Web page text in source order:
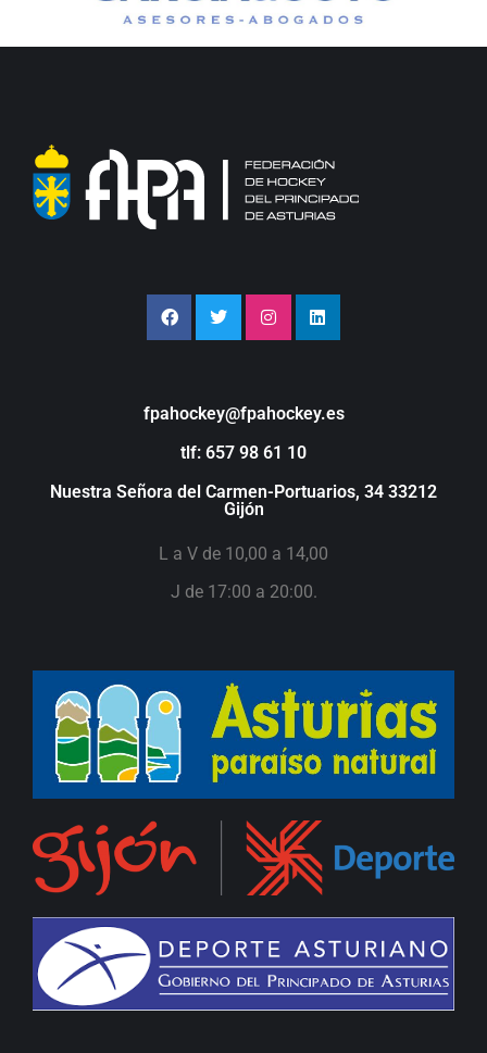
fpahockey@fpahockey.es
tlf: 657 98 61 10
Nuestra Señora del Carmen-Portuarios, 34 33212
Gijón
L a V de 10,00 a 14,00
J de 17:00 a 20:00.